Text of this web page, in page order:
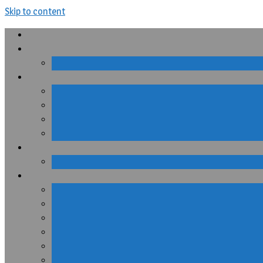
Skip to content